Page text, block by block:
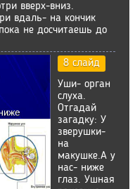
вверх-вниз.
вдаль- на кончик
не досчитаешь до
8 слайд
Уши- орган
слуха.
Отгадай
загадку: У
зверушки-
на
макушке.А у
нас- ниже
глаз. Ушная